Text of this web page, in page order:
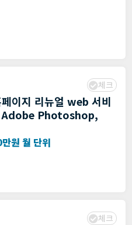
체크
이지 리뉴얼 web 서비
Adobe Photoshop,
원 월 단위
체크